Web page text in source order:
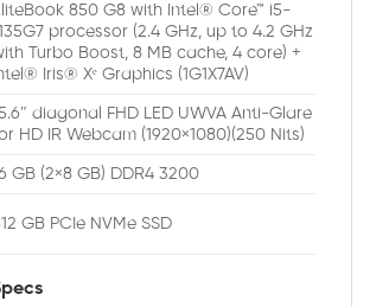
850 G8 with Intel® Core™ i5-
processor (2.4 GHz, up to 4.2 GHz
Turbo Boost, 8 MB cache, 4 core) +
Iris® Xᵉ Graphics (1G1X7AV)
diagonal FHD LED UWVA Anti-Glare
HD IR Webcam (1920×1080)(250 Nits)
GB (2×8 GB) DDR4 3200
GB PCIe NVMe SSD